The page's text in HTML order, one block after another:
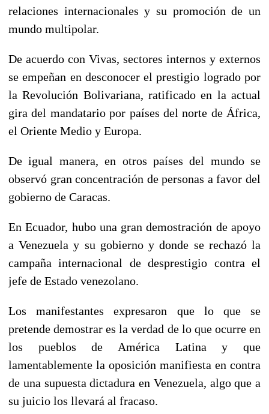
relaciones internacionales y su promoción de un
mundo multipolar.
De acuerdo con Vivas, sectores internos y externos
se empeñan en desconocer el prestigio logrado por
la Revolución Bolivariana, ratificado en la actual
gira del mandatario por países del norte de África,
el Oriente Medio y Europa.
De igual manera, en otros países del mundo se
observó gran concentración de personas a favor del
gobierno de Caracas.
En Ecuador, hubo una gran demostración de apoyo
a Venezuela y su gobierno y donde se rechazó la
campaña internacional de desprestigio contra el
jefe de Estado venezolano.
Los manifestantes expresaron que lo que se
pretende demostrar es la verdad de lo que ocurre en
los pueblos de América Latina y que
lamentablemente la oposición manifiesta en contra
de una supuesta dictadura en Venezuela, algo que a
su juicio los llevará al fracaso.